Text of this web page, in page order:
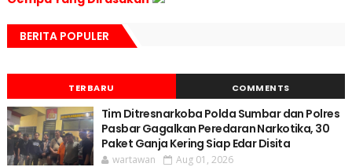
BERITA POPULER
TERBARU COMMENTS
Tim Ditresnarkoba Polda Sumbar dan Polres
Pasbar Gagalkan Peredaran Narkotika, 30
Paket Ganja Kering Siap Edar Disita
wartawan Aug 01, 2026